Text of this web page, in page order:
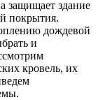
защищает здание
покрытия.
дождевой
и
кровель, их